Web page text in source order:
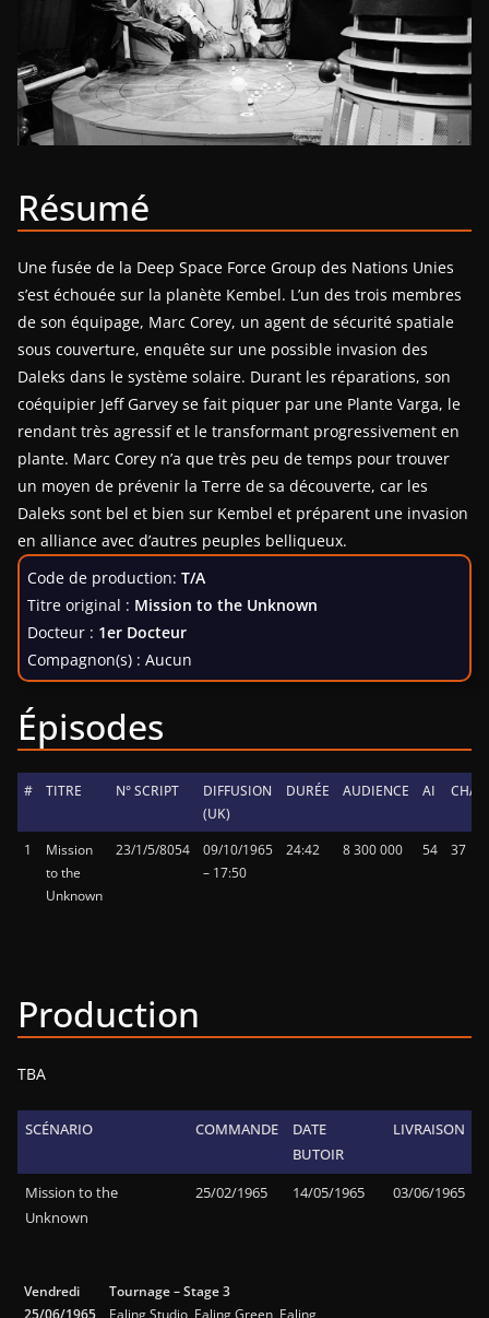
Résumé
Une fusée de la Deep Space Force Group des Nations Unies
s’est échouée sur la planète Kembel. L’un des trois membres
de son équipage, Marc Corey, un agent de sécurité spatiale
sous couverture, enquête sur une possible invasion des
Daleks dans le système solaire. Durant les réparations, son
coéquipier Jeff Garvey se fait piquer par une Plante Varga, le
rendant très agressif et le transformant progressivement en
plante. Marc Corey n’a que très peu de temps pour trouver
un moyen de prévenir la Terre de sa découverte, car les
Daleks sont bel et bien sur Kembel et préparent une invasion
en alliance avec d’autres peuples belliqueux.
Code de production: T/A
Titre original : Mission to the Unknown
Docteur : 1er Docteur
Compagnon(s) : Aucun
Épisodes
# TITRE N° SCRIPT
DIFFUSION
(UK)
DURÉE AUDIENCE AI
1
Mission
to the
Unknown
23/1/5/8054
09/10/1965
– 17:50
24:42 8 300 000 54 37
Production
TBA
SCÉNARIO COMMANDE
DATE
BUTOIR
LIVRAISON
Mission to the
Unknown
25/02/1965 14/05/1965 03/06/1965
Vendredi
25/06/1965
Tournage – Stage 3
Ealing Studio, Ealing Green, Ealing